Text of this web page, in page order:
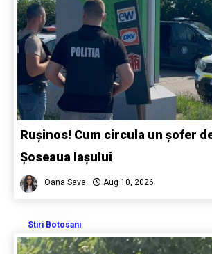
Rușinos! Cum circula un șofer
Șoseaua Iașului
Oana Sava Aug 10, 2026
Stiri Botosani